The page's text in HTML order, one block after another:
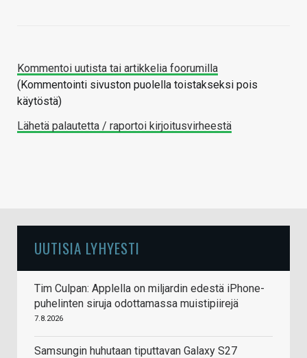
Kommentoi uutista tai artikkelia foorumilla
(Kommentointi sivuston puolella toistakseksi pois
käytöstä)
Lähetä palautetta / raportoi kirjoitusvirheestä
UUTISIA LYHYESTI
Tim Culpan: Applella on miljardin edestä iPhone-
puhelinten siruja odottamassa muistipiirejä
7.8.2026
Samsungin huhutaan tiputtavan Galaxy S27